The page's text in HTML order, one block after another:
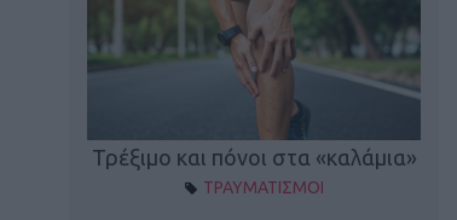
Τρέξιμο και πόνοι στα «καλάμια»
ΤΡΑΥΜΑΤΙΣΜΟΙ